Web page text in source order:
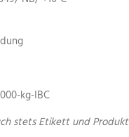
kg-IBC
stets Etikett und